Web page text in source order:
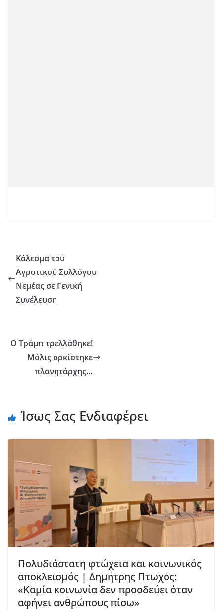
Κάλεσμα του
Αγροτικού Συλλόγου
Νεμέας σε Γενική
Συνέλευση
Ο Τράμπ τρελλάθηκε!
Μόλις ορκίστηκε
πλανητάρχης…
Ίσως Σας Ενδιαφέρει
Πολυδιάστατη φτώχεια και κοινωνικός
αποκλεισμός | Δημήτρης Πτωχός:
«Καμία κοινωνία δεν προοδεύει όταν
αφήνει ανθρώπους πίσω»